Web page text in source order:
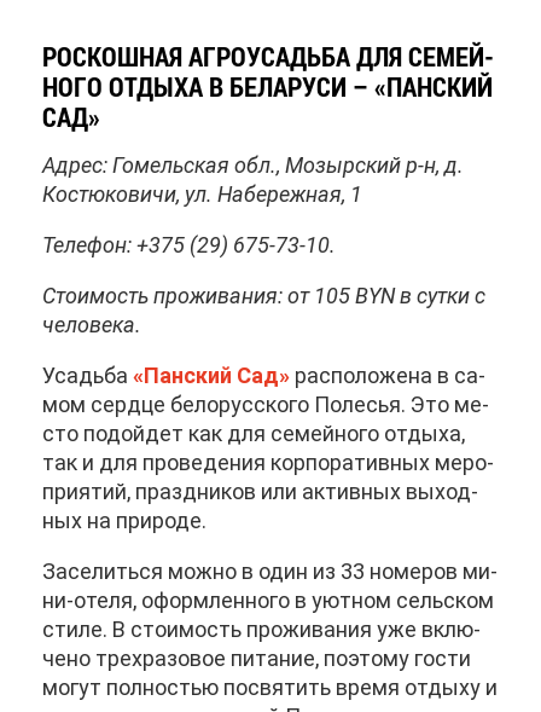
РОС­КОШ­НАЯ АГ­РО­УСАДЬ­БА ДЛЯ СЕ­МЕЙ­
НО­ГО ОТ­ДЫ­ХА В БЕ­ЛА­РУ­СИ – «ПАН­СКИЙ
САД»
Ад­рес: Го­мель­ская обл., Мо­зыр­ский р-н, д.
Ко­стю­ко­ви­чи, ул. На­бе­реж­ная, 1
Те­ле­фон: +375 (29) 675-73-10.
Сто­и­мость про­жи­ва­ния: от 105 BYN в сут­ки с
че­ло­ве­ка.
Усадь­ба «Пан­ский Сад» рас­по­ло­же­на в са­
мом серд­це бе­ло­рус­ско­го По­ле­сья. Это ме­
сто по­дой­дет как для се­мей­но­го от­ды­ха,
так и для про­ве­де­ния кор­по­ра­тив­ных ме­ро­
при­я­тий, празд­ни­ков или ак­тив­ных вы­ход­
ных на при­ро­де.
За­се­лить­ся мож­но в один из 33 но­ме­ров ми­
ни-оте­ля, оформ­лен­но­го в уют­ном сель­ском
сти­ле. В сто­и­мость про­жи­ва­ния уже вклю­
че­но трех­ра­зо­вое пи­та­ние, по­это­му го­сти
мо­гут пол­но­стью по­свя­тить вре­мя от­ды­ху и